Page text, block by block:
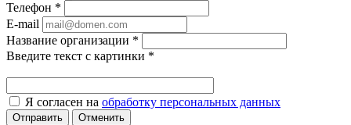
Телефон *
E-mail
Название организации *
Введите текст с картинки *
Я согласен на обработку персональных данных
Отменить